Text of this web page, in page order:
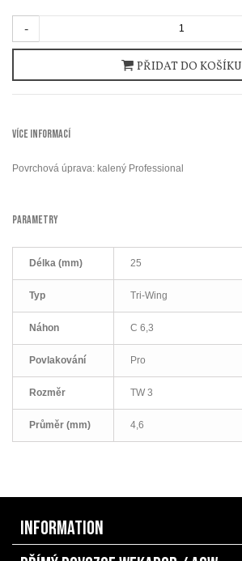
-
PŘIDAT DO KOŠÍKU
VÍCE INFORMACÍ
Povrchová úprava: kalený Professional
PARAMETRY
Délka (mm) 25
Typ Tri-Wing
Náhon C 6,3
Povlakování Pro
Rozměr TW 3
Průměr (mm) 4,6
INFORMATION